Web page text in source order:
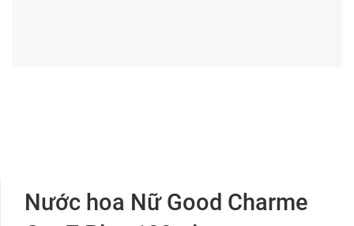
Nước hoa Nữ Good Charme